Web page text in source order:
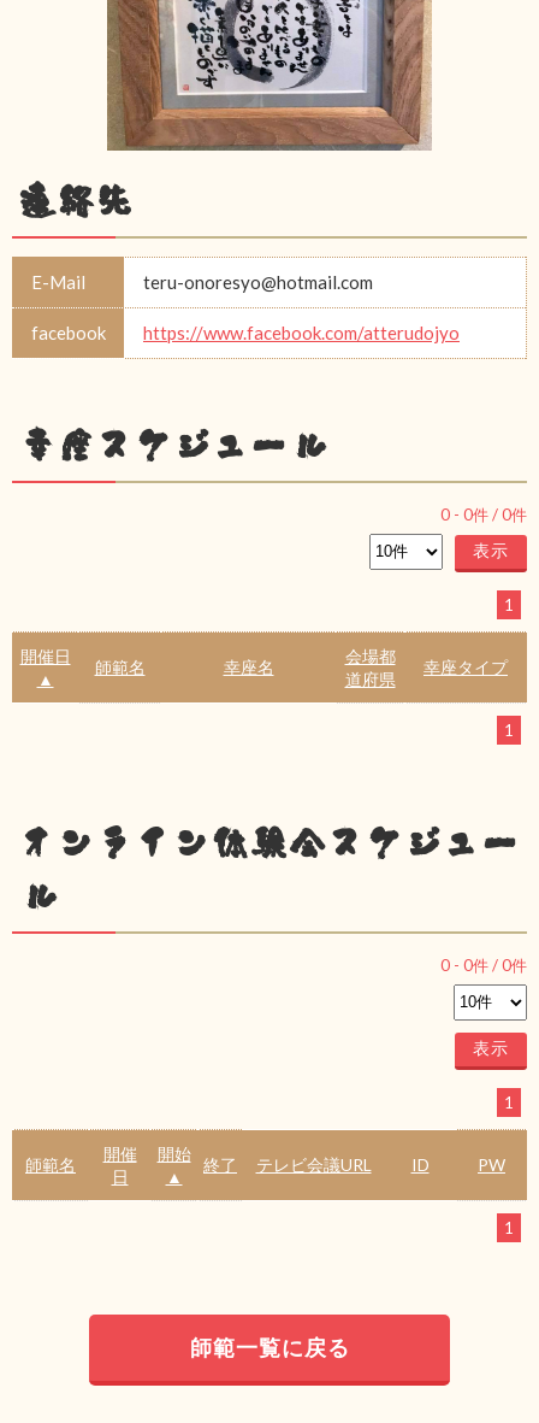
連絡先
E-Mail teru-onoresyo@hotmail.com
facebook https://www.facebook.com/atterudojyo
幸座スケジュール
0 - 0件 /0件
1
開催日
▲
師範名 幸座名
会場都
道府県
幸座タイプ
1
オンライン体験会スケジュー
ル
0 - 0件 /0件
1
師範名
開催
日
開始
▲
終了 テレビ会議URL ID PW
1
師範一覧に戻る